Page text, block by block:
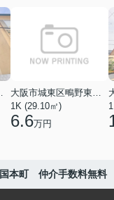
丁目
大阪市城東区鴫野東３丁目
1K (29.10㎡)
6.6万円
本町 仲介手数料無料